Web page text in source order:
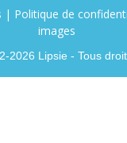
2026 Lipsie - Tous
| Politique de
images